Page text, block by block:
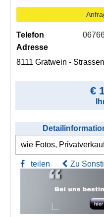
Telefon
Adresse
8111 Gratwein -
€
wie Fotos,
teilen Zu